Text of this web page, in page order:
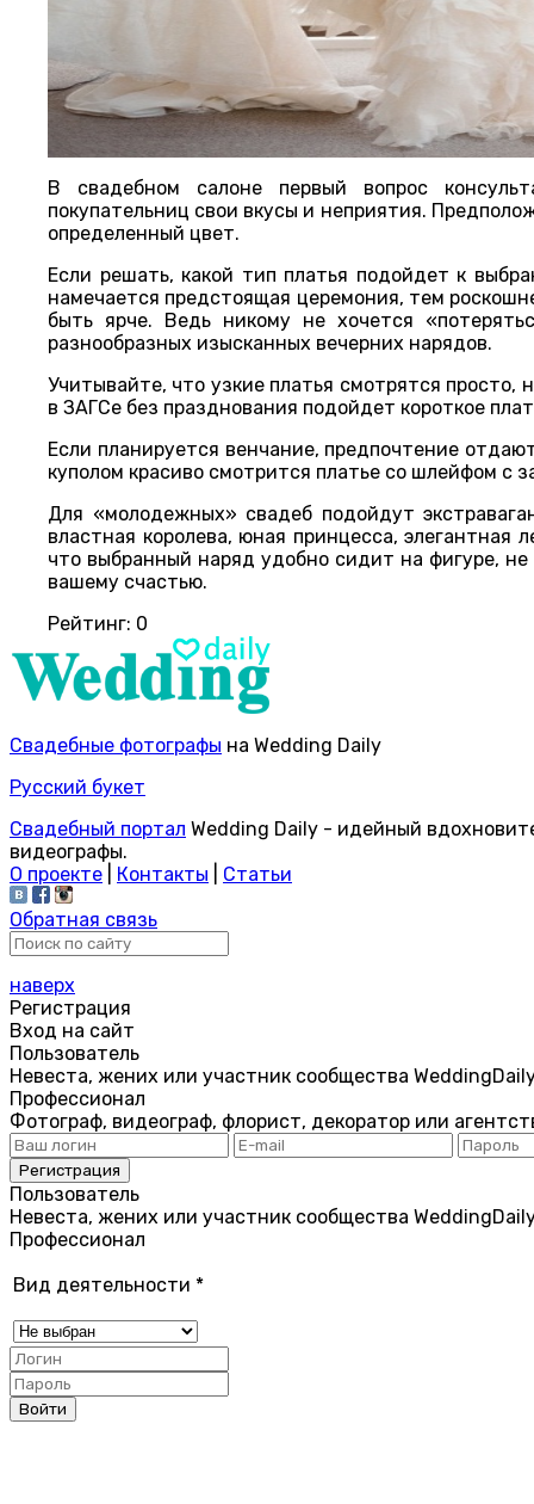
В свадебном салоне первый вопрос
покупательниц свои вкусы и неприятия.
определенный цвет.
Если решать, какой тип платья подойдет к
намечается предстоящая церемония, тем
быть ярче. Ведь никому не хочется
разнообразных изысканных вечерних нарядов.
Учитывайте, что узкие платья смотрятся
в ЗАГСе без празднования подойдет короткое
Если планируется венчание, предпочтение
куполом красиво смотрится платье со шлейфом с
Для «молодежных» свадеб подойдут
властная королева, юная принцесса,
что выбранный наряд удобно сидит на фигуре,
вашему счастью.
Рейтинг: 0
Свадебные фотографы на Wedding Daily
Русский букет
Свадебный портал Wedding Daily - идейный
видеографы.
О проекте
Контакты
Статьи
Обратная связь
наверх
Регистрация
Вход на сайт
Пользователь
Невеста, жених или участник сообщества
Профессионал
Фотограф, видеограф, флорист, декоратор или
Пользователь
Невеста, жених или участник сообщества
Профессионал
Вид деятельности *